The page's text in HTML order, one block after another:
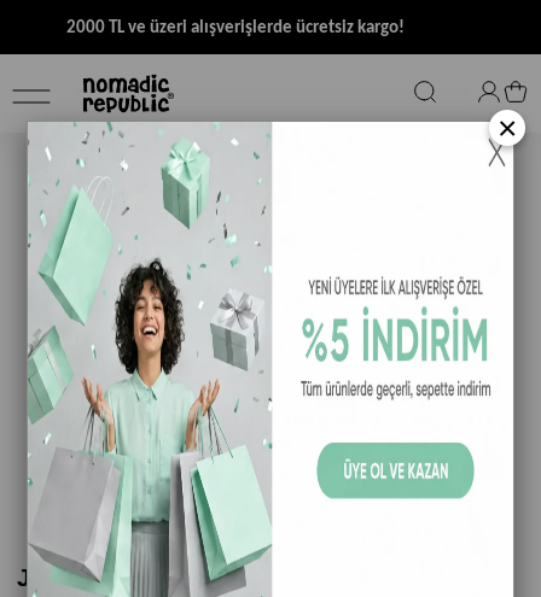
2000 TL ve üzeri alışverişlerde ücretsiz kargo!
Jack Wolfskin Velocity 20 Sırt Çantası -
×